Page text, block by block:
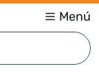
Menú